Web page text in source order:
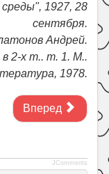
1927, 28
сентября.
Андрей.
в 2-х т.. т. 1. М..
1978.
Вперед
JComments